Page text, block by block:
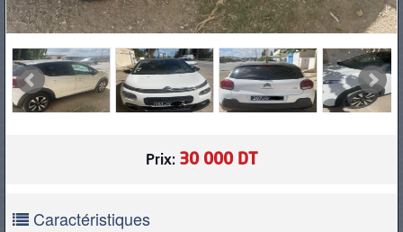
Prix: 30 000 DT
Caractéristiques